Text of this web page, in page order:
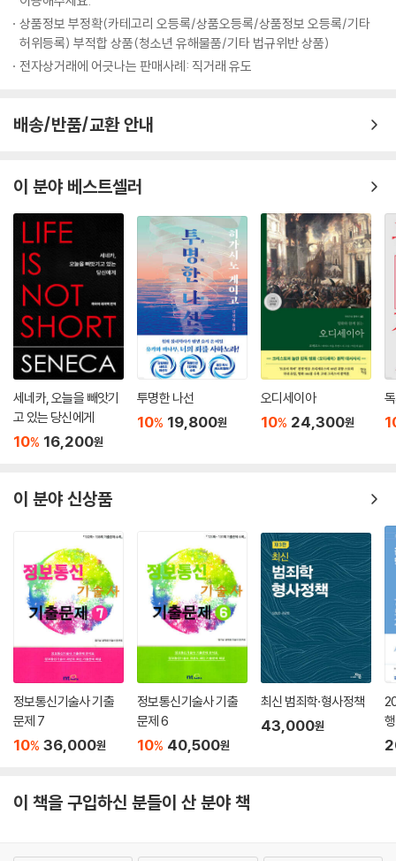
--- p.67
“정신 빼놓고 있지 마.”
지겹게 만들었지만 동시에 그 말에 사로잡혔다. 절대 승원을 잘못 키우지
“너한텐 아무 일도 없었어.”
--- p.108
신문부 가입 후 첫 자기소개 시간에 그런 낯간지러운 이야기를 했었다. 당
연히 진심은 아니었다. 그렇다고 “엄마가 가입하래서요”라고 말할 수는 없
다. 이름을 얘기하고 살짝 고개를 숙였을 때 박수가 나왔다. 그때 신문부 전
원이 담당 선생님의 지시에 따라 부실에 동그랗게 앉아 있었다. 자리에 앉
는데 맞은편에 앉아 있던 여자아이와 눈이 마주쳤다. 자신을 빤히 보고 있
는 그 아이의 눈동자는 흐릿했다. 뭔가 생각이 많아 보였다. 그게 유정이었
다.
--- p.124
고등학교 3학년 여고생 ‘현유정’이 목이 졸려 사망한 채로 발견된다. 부도
난 타운 하우스 부지의 폐건물 사이에서 끔찍한 모습으로 발견된 유정…….
사건은 뉴스에 떠들썩하게 보도되면서 대중의 주목을 받지만, 열렬한 관심
이 무색하게 CCTV도 없는 사건 현장 탓에 수사는 난항을 겪는다.
수사가 잘 풀리지 않을수록 범죄의 혐의가 있다고 보여지는 ‘용의자’들을
바짝 쫓을 수밖에 없는 법. 은파경찰서의 박동규 형사는 유정의 주변인들
하게 지냈다고 알려진 친구 ‘한수연’, 담임선생님 ‘민혜옥’, 위장 이혼 후 홀
로 지내는 아빠 ‘현강수’, 유정의 남자친구인 ‘허승원’과 허승원의 엄마 ‘김
근미’가 그 대상이다. 작품은 매 챕터마다 화자를 바꾸어가며 이들이 스스
로 말하는 기억들을 따라간다. 특히 챕터가 끝날 때쯤 각 인물이 바로 다음
인물을 불러오는 독특한 서술 방식은 이들 다섯 명이 서로 조금씩 연관되
어 있음을 보여주며 사건에 긴장을 불어넣는다.
담임선생님은 자신의 학생을 보호할 의무가 있고, 가장 친한 친구는 우정
으로 응원해주는 사람이며, 남자친구는 애정으로, 아빠는 무한한 신뢰와
사랑으로 ‘유정’을 보살피는 것은 어쩌면 당연한 일로 여겨질 것이다. 하지
만 작품은 “정말 그럴까?”라는 서늘한 질문을 바탕으로, 독자들을 사건 앞
으로 끌고 와서는 제대로 보기를, 제대로 확인하기를 재차 권유한다. 장르
의 규칙에 따라 독자들은 범인을 찾기 위한 수수께끼를 푸는 일에 가장 열
렬하게 집중하게 되겠지만, 작가는 각 인물과 유정 사이에 있었던 복잡다
신은 살고 유정은 죽이는 미묘하고도 어두운 진실이 도사리고 있다. 5인의
상품정보 부정확(카테고리 오등록/상품오등록/상품정보 오등록/기타
허위등록) 부적합 상품(청소년 유해물품/기타 법규위반 상품)
전자상거래에 어긋나는 판매사례: 직거래 유도
배송/반품/교환 안내
이 분야 베스트셀러
세네카, 오늘을 빼앗기
고 있는 당신에게
10% 16,200원
투명한 나선
10% 19,800원
오디세이아
10% 24,300원
이 분야 신상품
정보통신기술사 기출
문제 7
10% 36,000원
정보통신기술사 기출
문제 6
10% 40,500원
최신 범죄학·형사정책
43,000원
이 책을 구입하신 분들이 산 분야 책